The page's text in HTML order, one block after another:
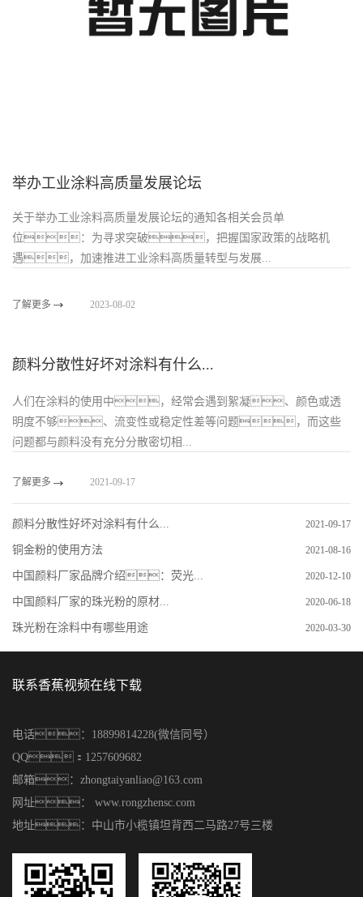
举办工业涂料高质量发展论坛
关于举办工业涂料高质量发展论坛的通知各相关会员单
位：为寻求突破，把握国家政策的战略机
遇，加速推进工业涂料高质量转型与发展...
了解更多 2023-08-02
颜料分散性好坏对涂料有什么...
人们在涂料的使用中，经常会遇到絮凝、颜色或透
明度不够、流变性或稳定性差等问题，而这些
问题都与颜料没有充分分散密切相...
了解更多 2021-09-17
颜料分散性好坏对涂料有什么... 2021-09-17
铜金粉的使用方法 2021-08-16
中国颜料厂家品牌介绍：荧光... 2020-12-10
中国颜料厂家的珠光粉的原材... 2020-06-18
珠光粉在涂料中有哪些用途 2020-03-30
联系香蕉视频在线下载
电话：18899814228(微信同号）
QQ：1257609682
邮箱：zhongtaiyanliao@163.com
网址： www.rongzhensc.com
地址：中山市小榄镇坦背西二马路27号三楼